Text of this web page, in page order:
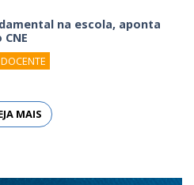
na escola, aponta
MAIS